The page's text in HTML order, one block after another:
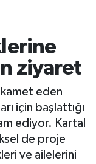
ziyaret
eden
için başlattığı
ediyor. Kartal
de proje
ve ailelerini